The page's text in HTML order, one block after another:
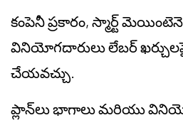
కంపెనీ ప్రకారం, స్మార్ట్
వినియోగదారులు లేబర్
చేయవచ్చు.
ప్లాన్‌లు భాగాలు మరియు